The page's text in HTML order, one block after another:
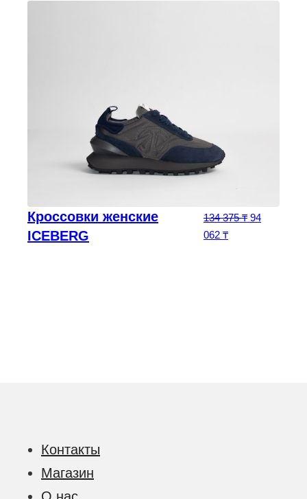
цена составляла 315 250 ₸.
Текущая цена: 220 675 ₸.
Кроссовки женские
ICEBERG
134 375₸ 94
062 ₸Текущая цена:
Контакты
Магазин